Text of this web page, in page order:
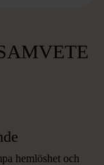
hemlöshet och